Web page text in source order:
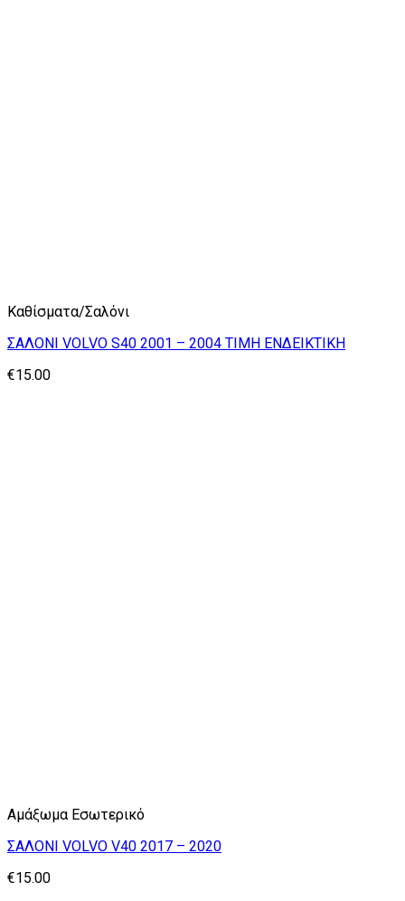
Καθίσματα/Σαλόνι
ΣΑΛΟΝΙ VOLVO S40 2001 – 2004 ΤΙΜΗ ΕΝΔΕΙΚΤΙΚΗ
€15.00
Αμάξωμα Εσωτερικό
ΣΑΛΟΝΙ VOLVO V40 2017 – 2020
€15.00